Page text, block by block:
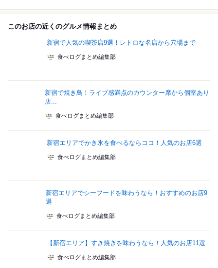
このお店の近くのグルメ情報まとめ
新宿で人気の喫茶店9選！レトロな名店から穴場まで
食べログまとめ編集部
新宿で焼き鳥！ライブ感満点のカウンター席から個室あり
店...
食べログまとめ編集部
新宿エリアでかき氷を食べるならココ！人気のお店6選
食べログまとめ編集部
新宿エリアでシーフードを味わうなら！おすすめのお店9
選
食べログまとめ編集部
【新宿エリア】すき焼きを味わうなら！人気のお店11選
食べログまとめ編集部